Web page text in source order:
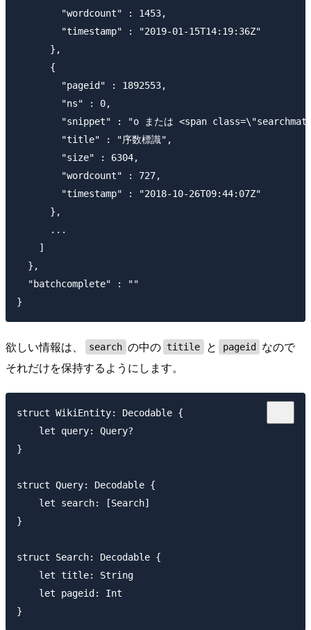
        "wordcount" : 1453,
        "timestamp" : "2019-01-15T14:19:36Z"
      },
      {
        "pageid" : 1892553,
        "ns" : 0,
"snippet" : "o または <span
        "title" : "序数標識",
        "size" : 6304,
        "wordcount" : 727,
        "timestamp" : "2018-10-26T09:44:07Z"
      },
      ...
    ]
  },
  "batchcomplete" : ""
欲しい情報は、 search の中の titile と pageid
なので
それだけを保持するようにします。
struct WikiEntity: Decodable {
    let query: Query?
}
struct Query: Decodable {
    let search: [Search]
}
struct Search: Decodable {
    let title: String
    let pageid: Int